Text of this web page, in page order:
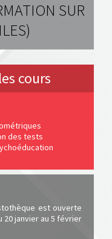
SUR
cours
des tests
est ouverte
20 janvier au 5 février